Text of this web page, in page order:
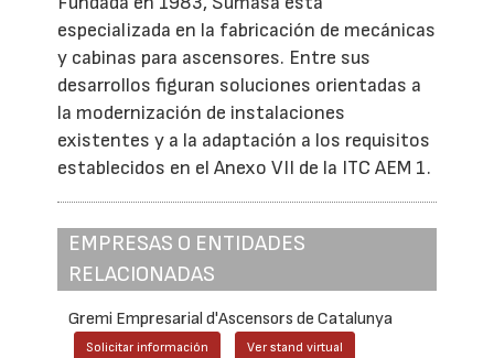
especializada en la fabricación de mecánicas
y cabinas para ascensores. Entre sus
desarrollos figuran soluciones orientadas a
la modernización de instalaciones
existentes y a la adaptación a los requisitos
establecidos en el Anexo VII de la ITC AEM 1.
EMPRESAS O ENTIDADES
RELACIONADAS
Gremi Empresarial d'Ascensors de Catalunya
Solicitar información Ver stand virtual